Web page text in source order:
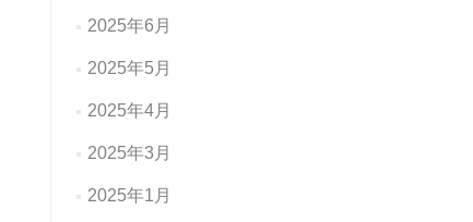
2025年6月
2025年5月
2025年4月
2025年3月
2025年1月